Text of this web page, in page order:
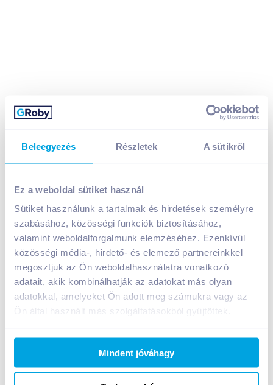
Beleegyezés Részletek A sütikről
Ez a weboldal sütiket használ
Sütiket használunk a tartalmak és hirdetések személyre
szabásához, közösségi funkciók biztosításához,
valamint weboldalforgalmunk elemzéséhez. Ezenkívül
közösségi média-, hirdető- és elemező partnereinkkel
megosztjuk az Ön weboldalhasználatra vonatkozó
adatait, akik kombinálhatják az adatokat más olyan
adatokkal, amelyeket Ön adott meg számukra vagy az
Mindent jóváhagy
Milka tejcsokoládé 100 g happy cows
649Ft /db
Egységár: 6 490Ft /kg
Nettó eladási ár: 511Ft / db(27 % áfa)